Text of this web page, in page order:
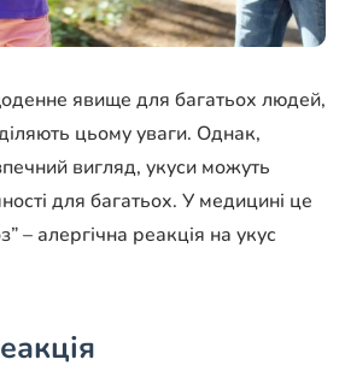
явище для багатьох людей,
цьому уваги. Однак,
вигляд, укуси можуть
для багатьох. У медицині це
– алергічна реакція на укус